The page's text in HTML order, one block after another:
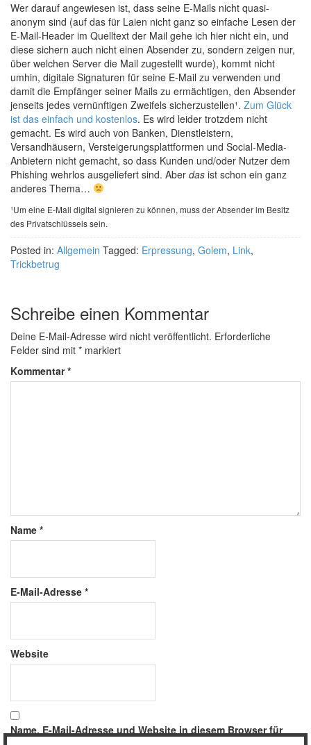
Wer darauf angewiesen ist, dass seine E-Mails nicht quasi-
anonym sind (auf das für Laien nicht ganz so einfache Lesen der
E-Mail-Header im Quelltext der Mail gehe ich hier nicht ein, und
diese sichern auch nicht einen Absender zu, sondern zeigen nur,
über welchen Server die Mail zugestellt wurde), kommt nicht
umhin, digitale Signaturen für seine E-Mail zu verwenden und
damit die Empfänger seiner Mails zu ermächtigen, den Absender
jenseits jedes vernünftigen Zweifels sicherzustellen¹. Zum Glück
ist das einfach und kostenlos. Es wird leider trotzdem nicht
gemacht. Es wird auch von Banken, Dienstleistern,
Versandhäusern, Versteigerungsplattformen und Social-Media-
Anbietern nicht gemacht, so dass Kunden und/oder Nutzer dem
Phishing wehrlos ausgeliefert sind. Aber das ist schon ein ganz
anderes Thema…
¹Um eine E-Mail digital signieren zu können, muss der Absender im Besitz
des Privatschlüssels sein.
Posted in: Allgemein Tagged: Erpressung, Golem, Link,
Trickbetrug
Schreibe einen Kommentar
Deine E-Mail-Adresse wird nicht veröffentlicht. Erforderliche
Felder sind mit * markiert
Kommentar*
Name *
E-Mail-Adresse *
Website
Name, E-Mail-Adresse und Website in diesem Browser für